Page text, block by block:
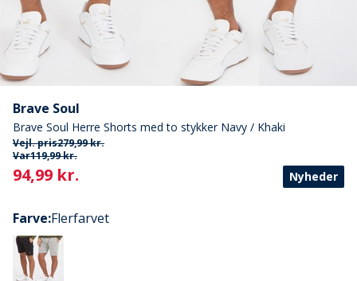
Brave Soul
Brave Soul Herre Shorts med to stykker Navy / Khaki
Vejl. pris279,99 kr.
Var119,99 kr.
Current
94,99 kr. Nyheder
Farve:Flerfarvet